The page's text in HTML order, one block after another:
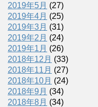
2019年5月 (27)
2019年4月 (25)
2019年3月 (31)
2019年2月 (24)
2019年1月 (26)
2018年12月 (33)
2018年11月 (27)
2018年10月 (24)
2018年9月 (34)
2018年8月 (34)